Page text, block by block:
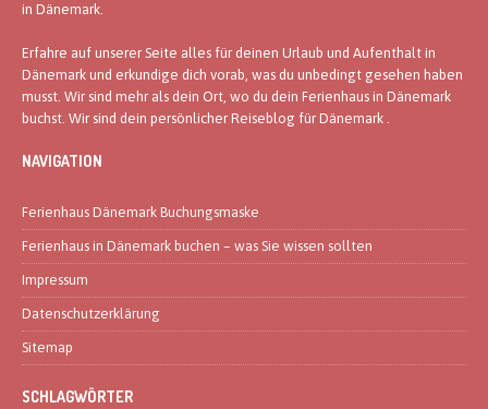
in Dänemark.
Erfahre auf unserer Seite alles für deinen Urlaub und Aufenthalt in
Dänemark und erkundige dich vorab, was du unbedingt gesehen haben
musst. Wir sind mehr als dein Ort, wo du dein Ferienhaus in Dänemark
buchst. Wir sind dein persönlicher Reiseblog für Dänemark .
NAVIGATION
Ferienhaus Dänemark Buchungsmaske
Ferienhaus in Dänemark buchen – was Sie wissen sollten
Impressum
Datenschutzerklärung
Sitemap
SCHLAGWÖRTER